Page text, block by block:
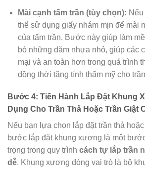
Mài cạnh tấm trần (tùy chọn):
thể sử dụng giấy nhám mịn để mài
của tấm trần. Bước này giúp làm
bỏ những dăm nhựa nhỏ, giúp các
mại và an toàn hơn trong quá trình
đồng thời tăng tính thẩm mỹ cho
Bước 4: Tiến Hành Lắp Đặt Khung
Dụng Cho Trần Thả Hoặc Trần Giật
Nếu bạn lựa chọn lắp đặt trần thả
bước lắp đặt khung xương là một
trọng trong quy trình cách tự lắp trần
dễ. Khung xương đóng vai trò là bộ